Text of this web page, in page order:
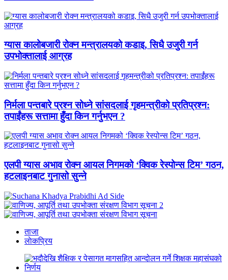
ग्यास कालोबजारी रोक्न मन्त्रालयको कडाइ, सिधै उजुरी गर्न
उपभोक्तालाई आग्रह
निर्मला पन्तबारे प्रश्न सोध्ने सांसदलाई गृहमन्त्रीको प्रतिप्रश्न:
तपाईंहरू सत्तामा हुँदा किन गर्नुभएन ?
एलपी ग्यास अभाव रोक्न आयल निगमको ‘क्विक रेस्पोन्स टिम’ गठन,
हटलाइनबाट गुनासो सुन्ने
ताजा
लाेकप्रिय